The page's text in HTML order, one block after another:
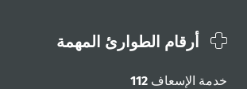
أرقام الطوارئ المهمة
خدمة الإسعاف 112